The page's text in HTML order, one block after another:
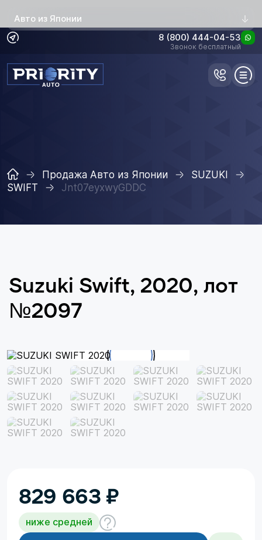
Авто из Японии
8 (800) 444-04-53
Звонок бесплатный
Продажа Авто из Японии
SUZUKI
SWIFT
Jnt07eyxwyGDDC
Suzuki Swift, 2020, лот
№2097
829 663 ₽
ниже средней